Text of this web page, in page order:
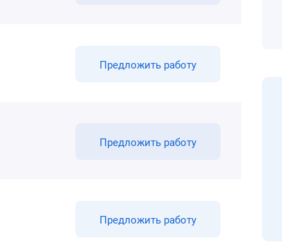
Предложить работу
Предложить работу
Предложить работу